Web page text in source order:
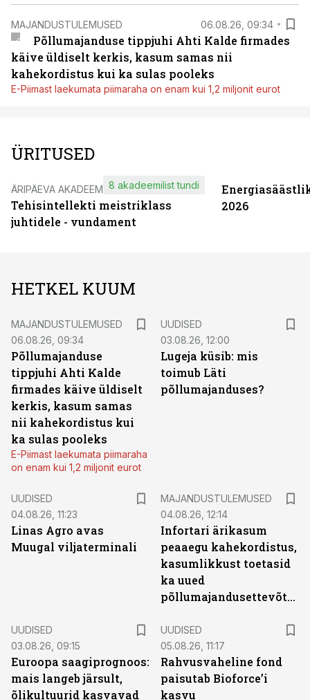
MAJANDUSTULEMUSED 06.08.26, 09:34
Põllumajanduse tippjuhi Ahti Kalde firmades
käive üldiselt kerkis, kasum samas nii
kahekordistus kui ka sulas pooleks
E-Piimast laekumata piimaraha on enam kui 1,2 miljonit eurot
ÜRITUSED
ÄRIPÄEVA AKADEEMIA
Tehisintellekti meistriklass
juhtidele - vundament
8 akadeemilist tundi
2026
HETKEL KUUM
MAJANDUSTULEMUSED
06.08.26, 09:34
Põllumajanduse
tippjuhi Ahti Kalde
firmades käive üldiselt
kerkis, kasum samas
nii kahekordistus kui
ka sulas pooleks
E-Piimast laekumata piimaraha
on enam kui 1,2 miljonit eurot
UUDISED
03.08.26, 12:00
Lugeja küsib: mis
toimub Läti
põllumajanduses?
UUDISED
04.08.26, 11:23
Linas Agro avas
Muugal viljaterminali
MAJANDUSTULEMUSED
04.08.26, 12:14
Infortari ärikasum
peaaegu kahekordistus,
kasumlikkust toetasid
ka uued
põllumajandusettevõtted
UUDISED
03.08.26, 09:15
Euroopa saagiprognoos:
mais langeb järsult,
õlikultuurid kasvavad
UUDISED
05.08.26, 11:17
Rahvusvaheline fond
paisutab Bioforce’i
kasvu